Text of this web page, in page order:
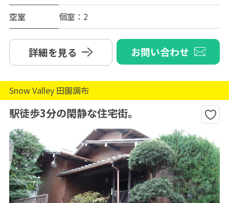
空室
個室：2
詳細を見る お問い合わせ
Snow Valley 田園調布
駅徒歩3分の閑静な住宅街。